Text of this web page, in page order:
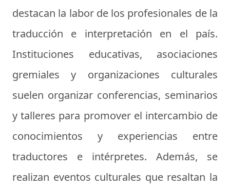
destacan la labor de los profesionales de la
traducción e interpretación en el país.
Instituciones educativas, asociaciones
gremiales y organizaciones culturales
suelen organizar conferencias, seminarios
y talleres para promover el intercambio de
conocimientos y experiencias entre
traductores e intérpretes. Además, se
realizan eventos culturales que resaltan la